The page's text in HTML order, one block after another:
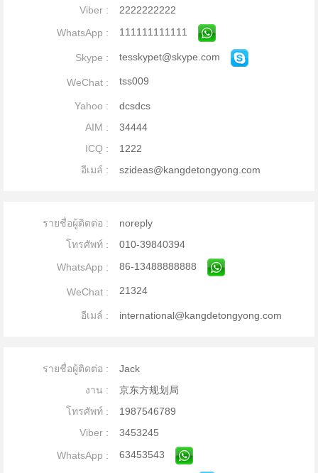
Viber :
2222222222
WhatsApp :
111111111111
Skype : tesskypet@skype.com
WeChat : tss009
Yahoo :
dcsdcs
AIM :
34444
ICQ :
1222
อีเมล์ :
szideas@kangdetongyong.com
รายชื่อผู้ติดต่อ :
noreply
โทรศัพท์ :
010-39840394
WhatsApp :
86-13488888888
WeChat : 21324
อีเมล์ : international@kangdetongyong.com
รายชื่อผู้ติดต่อ :
Jack
งาน :
京东方规划局
โทรศัพท์ :
1987546789
Viber :
3453245
WhatsApp :
63453543